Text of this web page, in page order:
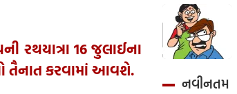
રથયાત્રા 16 જુલાઈના
તૈનાત કરવામાં આવશે.
નવીનતમ